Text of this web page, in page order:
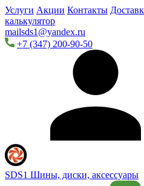
Услуги Акции Контакты
калькулятор
mailsds1@yandex.ru
+7 (347) 200-90-50
SDS1 Шины, диски, аксессуары